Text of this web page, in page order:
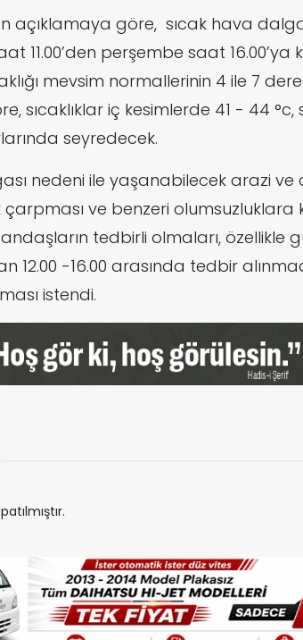
açıklamaya göre, sıcak hava
11.00’den perşembe saat 16.00’ya
mevsim normallerinin 4 ile 7
sıcaklıklar iç kesimlerde 41 - 44 °c,
seyredecek.
nedeni ile yaşanabilecek arazi ve
çarpması ve benzeri olumsuzluklara
tedbirli olmaları, özellikle
12.00 -16.00 arasında tedbir
istendi.